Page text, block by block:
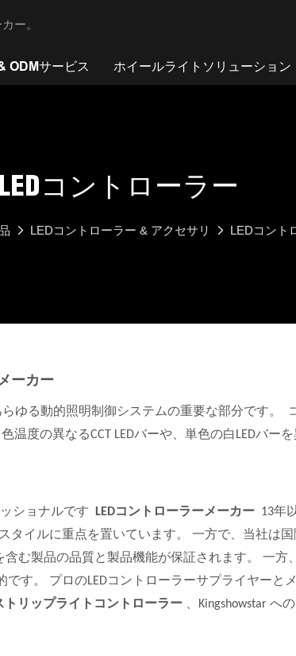
ー。
ODMサービス ホイールライトソリューション
LEDコントローラー
LEDコントローラー & アクセサリ LEDコント
ーカー
ゆる動的照明制御システムの重要な部分です。
温度の異なるCCT LEDバーや、単色の白LEDバー
ショナルです LEDコントローラーメーカー 13年
タイルに重点を置いています。 一方で、当社は
含む製品の品質と製品機能が保証されます。 一
です。 プロのLEDコントローラーサプライヤーと
トリップライトコントローラー 、Kingshowstar へ